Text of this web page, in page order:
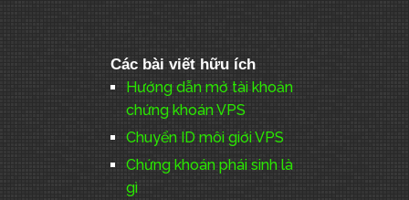
Các bài viết hữu ích
Hướng dẫn mở tài khoản
chứng khoán VPS
Chuyển ID môi giới VPS
Chứng khoán phái sinh là
gì